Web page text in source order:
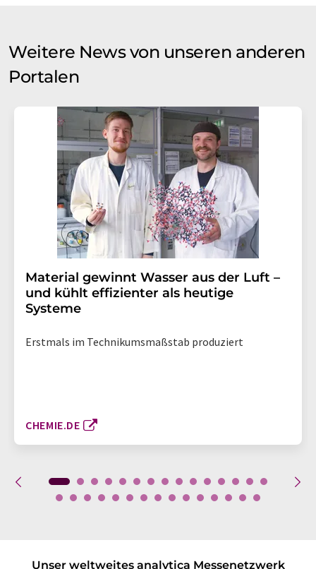
Weitere News von unseren anderen
Portalen
Material gewinnt Wasser aus der Luft –
und kühlt effizienter als heutige
Systeme
Erstmals im Technikumsmaßstab produziert
CHEMIE.DE
Unser weltweites analytica Messenetzwerk